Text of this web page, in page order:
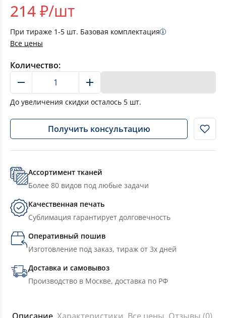
214₽/шт
При тираже 1-5 шт. Базовая комплектация
Все цены
Количество:
До увеличения скидки осталось 5 шт.
Получить консультацию
Ассортимент тканей
Более 80 видов под любые задачи
Качественная печать
Сублимация гарантирует долговечность
Оперативный пошив
Изготовление под заказ, тираж от 3х дней
Доставка и самовывоз
Производство в Москве, доставка по РФ